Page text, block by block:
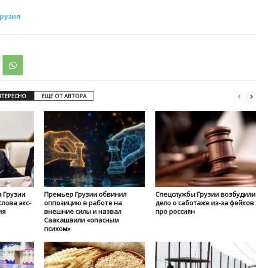
ЕЩЕ ОТ АВТОРА
Грузии
экс-
Премьер Грузии обвинил
оппозицию в работе на
внешние силы и назвал
Саакашвили «опасным
психом»
Спецслужбы Грузии возбудили
дело о саботаже из-за фейков
про россиян